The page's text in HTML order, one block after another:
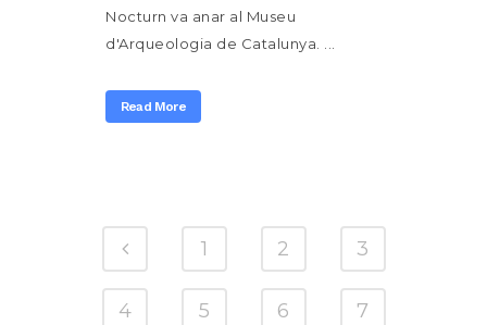
Nocturn va anar al Museu
d'Arqueologia de Catalunya. ...
Read More
1 2 3
4 5 6 7